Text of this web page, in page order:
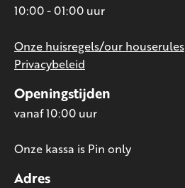
Adres
Openingstijden
vanaf 10:00 uur
Onze kassa is Pin only
10:00 - 01:00 uur
Onze huisregels/our houserules
Privacybeleid